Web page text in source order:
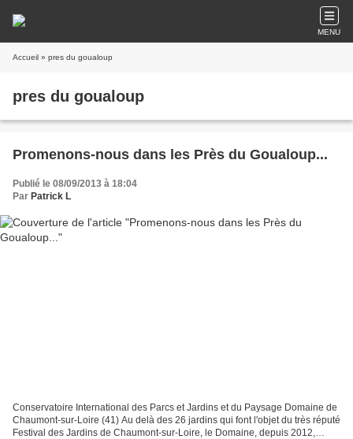
MENU
Accueil » pres du goualoup
pres du goualoup
Promenons-nous dans les Près du Goualoup...
Publié le 08/09/2013 à 18:04
Par Patrick L
Conservatoire International des Parcs et Jardins et du Paysage Domaine de
Chaumont-sur-Loire (41) Au delà des 26 jardins qui font l'objet du très réputé
Festival des Jardins de Chaumont-sur-Loire, le Domaine, depuis 2012,